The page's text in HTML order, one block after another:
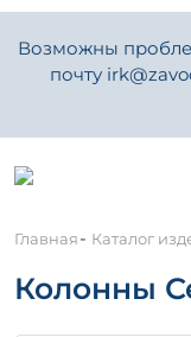
Возможны
почту
Главная- Каталог
Колонны